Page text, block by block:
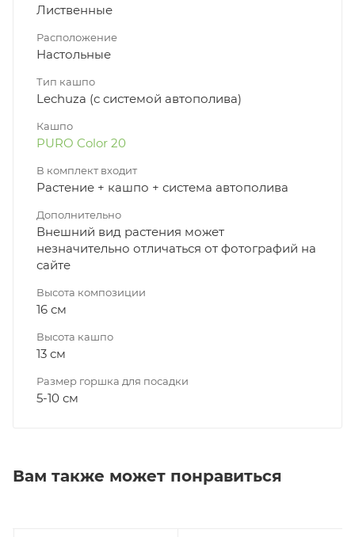
Лиственные
Расположение
Настольные
Тип кашпо
Lechuza (с системой автополива)
Кашпо
PURO Color 20
В комплект входит
Растение + кашпо + система автополива
Дополнительно
Внешний вид растения может
незначительно отличаться от фотографий на
сайте
Высота композиции
16 см
Высота кашпо
13 см
Размер горшка для посадки
5-10 см
Вам также может понравиться